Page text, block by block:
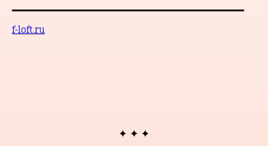
f-loft.ru